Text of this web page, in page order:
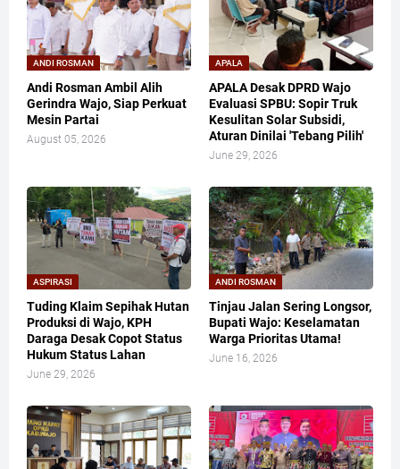
ANDI ROSMAN
Andi Rosman Ambil Alih
Gerindra Wajo, Siap Perkuat
Mesin Partai
August 05, 2026
APALA
APALA Desak DPRD Wajo
Evaluasi SPBU: Sopir Truk
Kesulitan Solar Subsidi,
Aturan Dinilai 'Tebang Pilih'
June 29, 2026
ASPIRASI
Tuding Klaim Sepihak Hutan
Produksi di Wajo, KPH
Daraga Desak Copot Status
Hukum Status Lahan
June 29, 2026
ANDI ROSMAN
Tinjau Jalan Sering Longsor,
Bupati Wajo: Keselamatan
Warga Prioritas Utama!
June 16, 2026